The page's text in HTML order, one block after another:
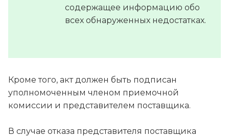
содержащее информацию обо
всех обнаруженных недостатках.
Кроме того, акт должен быть подписан
уполномоченным членом приемочной
комиссии и представителем поставщика.
В случае отказа представителя поставщика